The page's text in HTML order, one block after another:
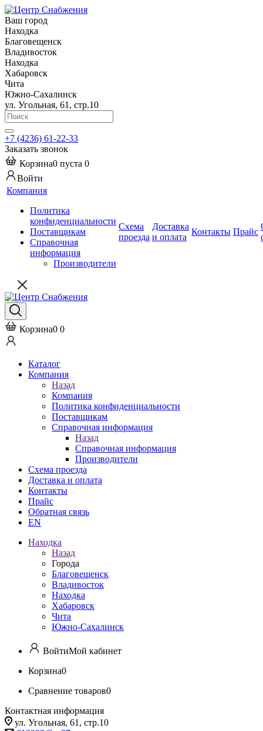
Ваш город
Находка
Благовещенск
Владивосток
Находка
Хабаровск
Чита
Южно-Сахалинск
ул. Угольная, 61, стр.10
+7 (4236) 61-22-33
Заказать звонок
Корзина0 пуста 0
Войти
Компания
Политика
конфиденциальности
Поставщикам
Справочная
информация
Производители
Схема
проезда
Доставка
и оплата
Контакты Прайс
Корзина0 0
Каталог
Компания
Назад
Компания
Политика конфиденциальности
Поставщикам
Справочная информация
Назад
Справочная информация
Производители
Схема проезда
Доставка и оплата
Контакты
Прайс
Обратная связь
EN
Находка
Назад
Города
Благовещенск
Владивосток
Находка
Хабаровск
Чита
Южно-Сахалинск
ВойтиМой кабинет
Корзина0
Сравнение товаров0
Контактная информация
ул. Угольная, 61, стр.10